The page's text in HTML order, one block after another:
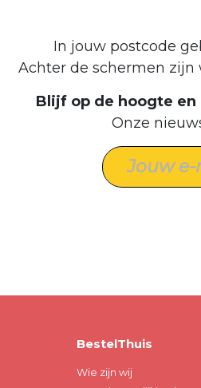
In jouw postcode
Achter de schermen
Blijf op de hoogte
Onze
BestelThuis
Wie zijn wij